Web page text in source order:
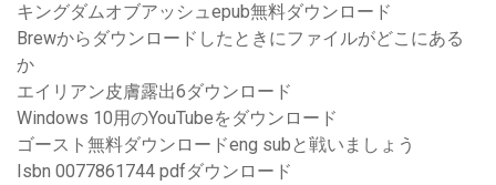
キングダムオブアッシュepub無料ダウンロード
Brewからダウンロードしたときにファイルがどこにある
か
エイリアン皮膚露出6ダウンロード
Windows 10用のYouTubeをダウンロード
ゴースト無料ダウンロードeng subと戦いましょう
Isbn 0077861744 pdfダウンロード